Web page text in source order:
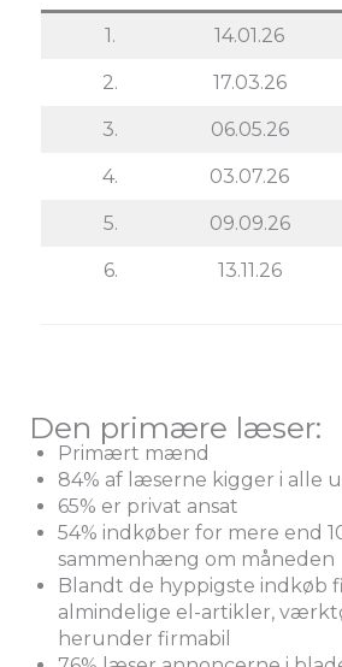
1. 14.01.26
2. 17.03.26
3. 06.05.26
4. 03.07.26
5. 09.09.26
6. 13.11.26
Den primære læser:
Primært mænd
84% af læserne kigger i alle
65% er privat ansat
54% indkøber for mere end
sammenhæng om måneden
Blandt de hyppigste indkøb
almindelige el-artikler,
herunder firmabil